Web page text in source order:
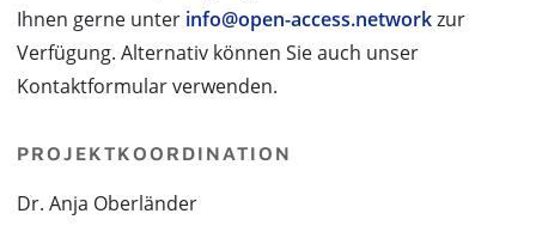
Ihnen gerne unter info@open-access.networkzur
Verfügung. Alternativ können Sie auch unser
Kontaktformular verwenden.
PROJEKTKOORDINATION
Dr. Anja Oberländer